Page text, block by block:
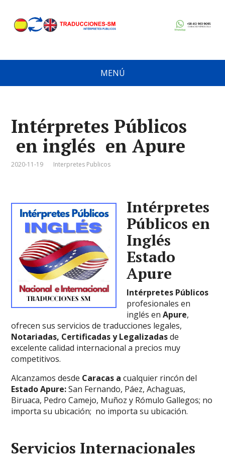
MENÚ
Intérpretes Públicos
en inglés en Apure
2020-11-19 Interpretes Publicos
Intérpretes
Públicos en
Inglés
Estado
Apure
Intérpretes Públicos
profesionales en
inglés enApure,
ofrecen sus servicios de traducciones legales,
Notariadas, Certificadas y Legalizadasde
excelente calidad internacional a precios muy
competitivos.
Alcanzamos desde Caracas acualquier rincón del
Estado Apure:San Fernando, Páez, Achaguas,
Biruaca, Pedro Camejo, Muñoz y Rómulo Gallegos; no
importa su ubicación; no importa su ubicación.
Servicios Internacionales